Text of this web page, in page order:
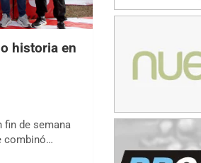
historia en
fin de semana
combinó…